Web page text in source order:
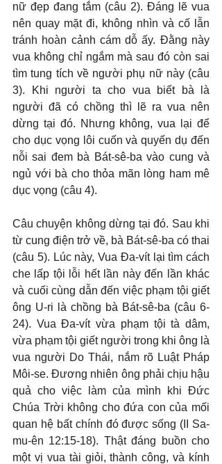
nữ đẹp đang tắm (câu 2). Đáng lẽ vua
nên quay mặt đi, không nhìn và cố lẫn
tránh hoàn cảnh cám dỗ ấy. Đằng này
vua không chỉ ngắm mà sau đó còn sai
tìm tung tích về người phụ nữ này (câu
3). Khi người ta cho vua biết bà là
người đã có chồng thì lẽ ra vua nên
dừng tại đó. Nhưng không, vua lại để
cho dục vọng lôi cuốn và quyến dụ đến
nỗi sai đem bà Bát-sê-ba vào cung và
ngủ với bà cho thỏa mãn lòng ham mê
dục vọng (câu 4).
Câu chuyện không dừng tại đó. Sau khi
từ cung điện trở về, bà Bát-sê-ba có thai
(câu 5). Lúc này, Vua Đa-vít lại tìm cách
che lấp tội lỗi hết lần này đến lần khác
và cuối cùng dẫn đến việc phạm tội giết
ông U-ri là chồng bà Bát-sê-ba (câu 6-
24). Vua Đa-vít vừa phạm tội tà dâm,
vừa phạm tội giết người trong khi ông là
vua người Do Thái, nắm rõ Luật Pháp
Môi-se. Đương nhiên ông phải chịu hậu
quả cho việc làm của mình khi Đức
Chúa Trời không cho đứa con của mối
quan hệ bất chính đó được sống (II Sa-
mu-ên 12:15-18). Thật đáng buồn cho
một vị vua tài giỏi, thành công, và kính